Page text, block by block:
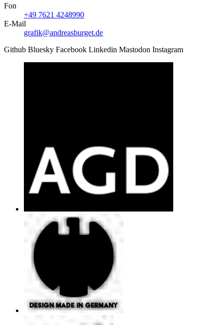
Fon
+49 7621 4248990
E-Mail
grafik@andreasburget.de
Github Bluesky Facebook Linkedin Mastodon Instagram